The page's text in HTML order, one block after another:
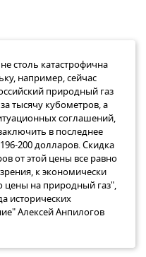
столь катастрофична
например, сейчас
природный газ
тысячу кубометров, а
соглашений,
в последнее
200 долларов. Скидка
от этой цены все равно
к экономически
на природный газ",
исторических
Алексей Анпилогов